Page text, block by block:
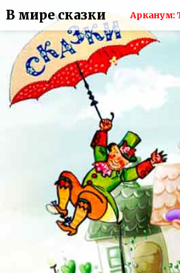
В мире сказки Арканум: